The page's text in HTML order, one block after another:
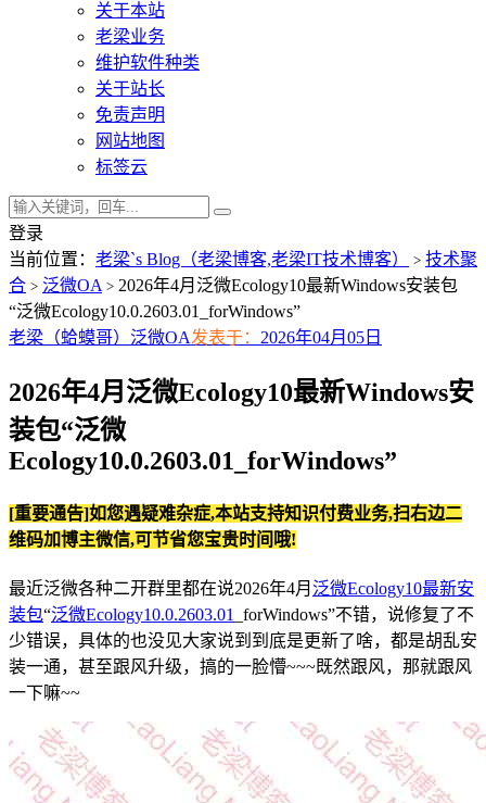
关于本站
老梁业务
维护软件种类
关于站长
免责声明
网站地图
标签云
登录
当前位置： 老梁`s Blog（老梁博客,老梁IT技术博客） > 技术聚
合 > 泛微OA > 2026年4月泛微Ecology10最新Windows安装包
“泛微Ecology10.0.2603.01_forWindows”
老梁（蛤蟆哥） 泛微OA发表于： 2026年04月05日
2026年4月泛微Ecology10最新Windows安
装包“泛微
Ecology10.0.2603.01_forWindows”
[重要通告]如您遇疑难杂症,本站支持知识付费业务,扫右边二
维码加博主微信,可节省您宝贵时间哦!
最近泛微各种二开群里都在说2026年4月 泛微Ecology10最新安
装包“泛微Ecology10.0.2603.01 _forWindows”不错，说修复了不
少错误，具体的也没见大家说到到底是更新了啥，都是胡乱安
装一通，甚至跟风升级，搞的一脸懵~~~既然跟风，那就跟风
一下嘛~~